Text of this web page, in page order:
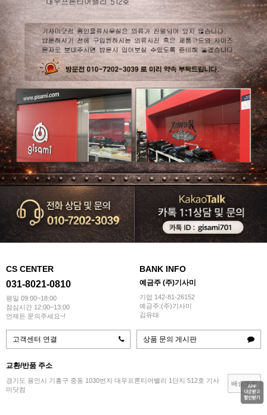
CS CENTER
031-8021-0810
평일 09:00~18:00
점심시간 12:00~13:00
언제든 문의주세요~!
BANK INFO
예금주 (주)기사미
기업 142-81-26152
예금주:(주)기사미
김유태
고객센터 연결 상품 문의 게시판
교환/반품 주소
경기도 용인시 기흥구 중동 1030번지 대우프론티어밸리 1단지 512호 기사
미닷컴
배송조회